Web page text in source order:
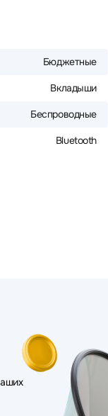
Бюджетные
Вкладыши
Беспроводные
Bluetooth